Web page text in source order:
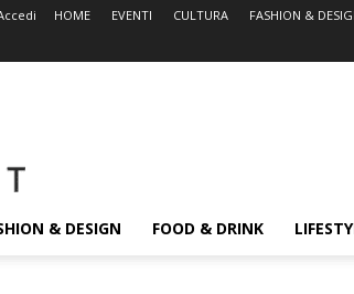
HOME EVENTI CULTURA FASHION &
& DESIGN FOOD & DRINK